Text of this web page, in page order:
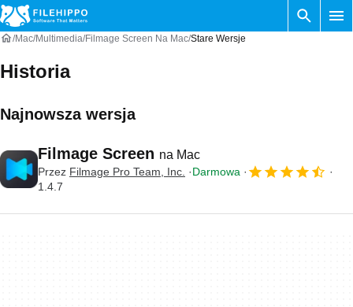
Mac Multimedia Filmage Screen Na Mac Stare Wersje
Historia
Najnowsza wersja
Filmage Screen na Mac
Przez Filmage Pro Team, Inc.
Darmowa
1.4.7